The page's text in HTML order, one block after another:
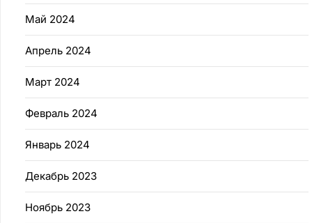
Май 2024
Апрель 2024
Март 2024
Февраль 2024
Январь 2024
Декабрь 2023
Ноябрь 2023